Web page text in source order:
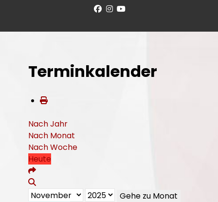
Terminkalender
Nach Jahr
Nach Monat
Nach Woche
Heute
Gehe zu Monat